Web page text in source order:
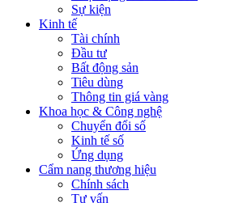
Sự kiện
Kinh tế
Tài chính
Đầu tư
Bất động sản
Tiêu dùng
Thông tin giá vàng
Khoa học & Công nghệ
Chuyển đổi số
Kinh tế số
Ứng dụng
Cẩm nang thương hiệu
Chính sách
Tư vấn